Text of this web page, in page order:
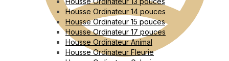
Housse Ordinateur 14 pouces
Housse Ordinateur 15 pouces
Housse Ordinateur 17 pouces
Housse Ordinateur Animal
Housse Ordinateur Fleurie